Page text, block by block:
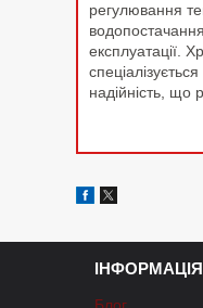
регулювання
експлуатації.
надійність, що
ІНФОРМАЦІЯ